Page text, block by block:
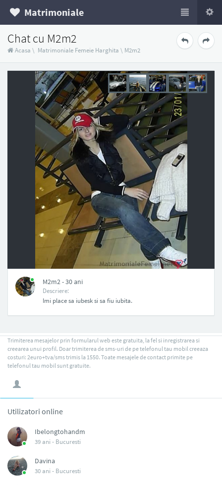
Matrimoniale
Chat cu M2m2
Acasa \ Matrimoniale Femeie Harghita \ M2m2
M2m2 - 30 ani
Descriere:
Imi place sa iubesk si sa fiu iubita.
Trimiterea mesajelor prin formularul web este gratuita, la fel si inregistrarea si
creearea unui profil. Doar trimiterea de sms-uri de pe telefonul tau mobil creeaza
costuri: 2euro+tva/sms trimis la 1550. Toate mesajele de contact primite pe
telefonul tau mobil sunt gratuite.
Utilizatori online
Ibelongtohandm
39 ani - Bucuresti
Davina
30 ani - Bucuresti